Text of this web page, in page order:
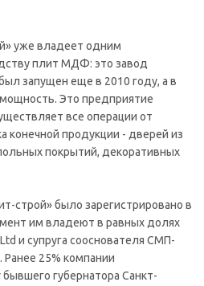
уже владеет одним
плит МДФ: это завод
запущен еще в 2010 году, а в
Это предприятие
все операции от
конечной продукции - дверей из
покрытий, декоративных
строй» было зарегистрировано в
им владеют в равных долях
и супруга сооснователя СМП-
Ранее 25% компании
губернатора Санкт-